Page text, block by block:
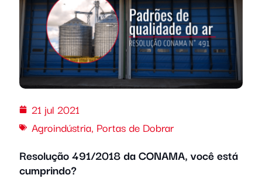
21 jul 2021
Agroindústria, Portas de Dobrar
Resolução 491/2018 da CONAMA, você está
cumprindo?